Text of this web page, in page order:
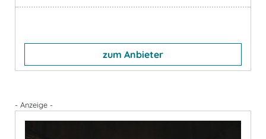
zum Anbieter
- Anzeige -